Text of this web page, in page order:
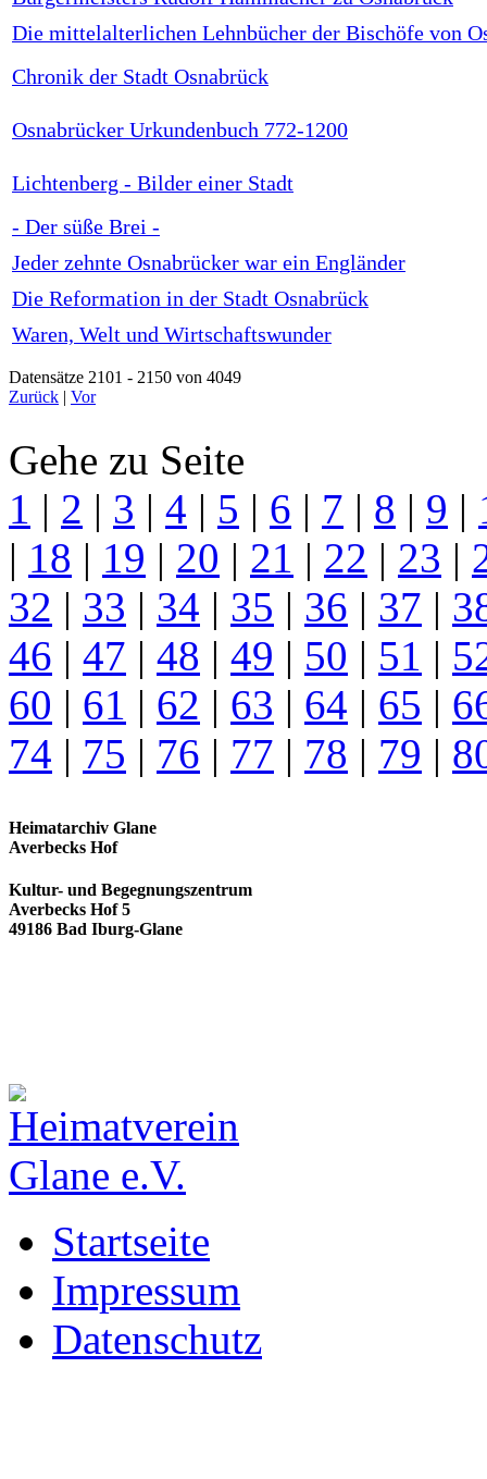
Die mittelalterlichen Lehnbücher der Bischöfe von
Chronik der Stadt Osnabrück
Osnabrücker Urkundenbuch 772-1200
Lichtenberg - Bilder einer Stadt
- Der süße Brei -
Jeder zehnte Osnabrücker war ein Engländer
Die Reformation in der Stadt Osnabrück
Waren, Welt und Wirtschaftswunder
Datensätze 2101 - 2150 von 4049
Zurück | Vor
Gehe zu Seite
1 | 2 | 3 | 4 | 5 | 6 | 7 | 8 | 9 |
| 18 | 19 | 20 | 21 | 22 | 23 |
32 | 33 | 34 | 35 | 36 | 37 |
46 | 47 | 48 | 49 | 50 | 51 |
60 | 61 | 62 | 63 | 64 | 65 |
74 | 75 | 76 | 77 | 78 | 79 |
Heimatarchiv Glane
Averbecks Hof
Kultur- und Begegnungszentrum
Averbecks Hof 5
49186 Bad Iburg-Glane
Startseite
Impressum
Datenschutz